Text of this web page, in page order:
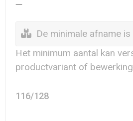
De minimale afname
Het minimum aantal kan
productvariant of bewerking
116/128